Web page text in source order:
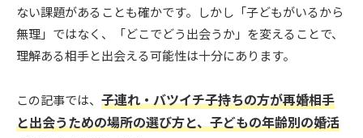
ない課題があることも確かです。しかし「子どもがいるから
無理」ではなく、「どこでどう出会うか」を変えることで、
理解ある相手と出会える可能性は十分にあります。
この記事では、 子連れ・バツイチ子持ちの方が再婚相手
と出会うための場所の選び方と、子どもの年齢別の婚活